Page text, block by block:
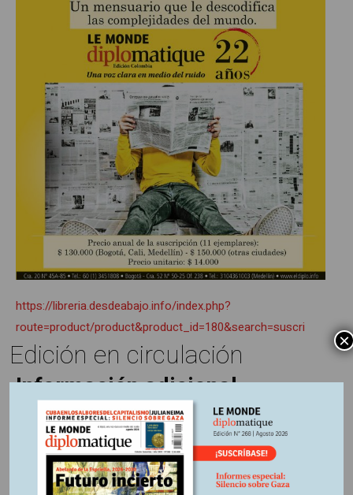
https://libreria.desdeabajo.info/index.php?
route=product/product&product_id=180&search=suscri
Información adicional
Fuente:Le Monde diplomatique, edición 252 marzo 2024
Edición en circulación ×